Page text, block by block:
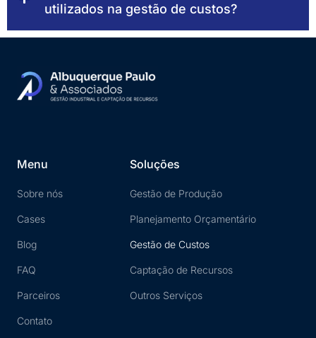
utilizados na gestão de custos?
Menu
Sobre nós
Cases
Blog
FAQ
Parceiros
Contato
Soluções
Gestão de Produção
Planejamento Orçamentário
Gestão de Custos
Captação de Recursos
Outros Serviços